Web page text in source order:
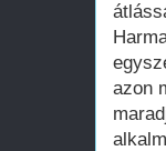
azon